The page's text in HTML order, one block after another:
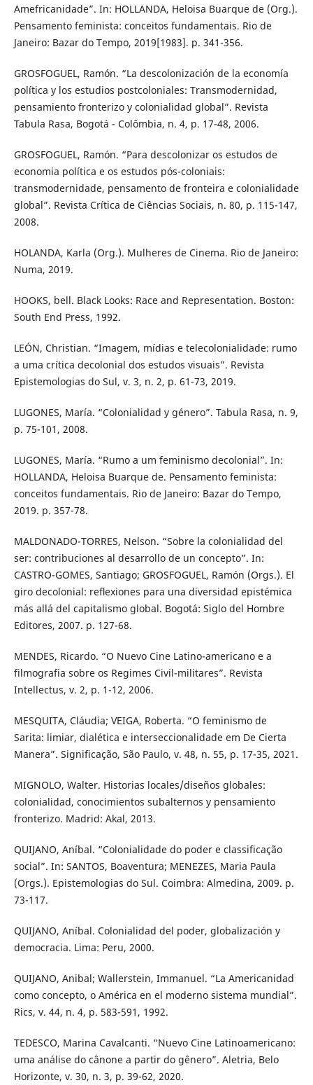
Amefricanidade”. In: HOLLANDA, Heloisa Buarque de (Org.).
Pensamento feminista: conceitos fundamentais. Rio de
Janeiro: Bazar do Tempo, 2019[1983]. p. 341-356.
GROSFOGUEL, Ramón. “La descolonización de la economía
política y los estudios postcoloniales: Transmodernidad,
pensamiento fronterizo y colonialidad global”. Revista
Tabula Rasa, Bogotá - Colômbia, n. 4, p. 17-48, 2006.
GROSFOGUEL, Ramón. “Para descolonizar os estudos de
economia política e os estudos pós-coloniais:
transmodernidade, pensamento de fronteira e colonialidade
global”. Revista Crítica de Ciências Sociais, n. 80, p. 115-147,
2008.
HOLANDA, Karla (Org.). Mulheres de Cinema. Rio de Janeiro:
Numa, 2019.
HOOKS, bell. Black Looks: Race and Representation. Boston:
South End Press, 1992.
LEÓN, Christian. “Imagem, mídias e telecolonialidade: rumo
a uma crítica decolonial dos estudos visuais”. Revista
Epistemologias do Sul, v. 3, n. 2, p. 61-73, 2019.
LUGONES, María. “Colonialidad y género”. Tabula Rasa, n. 9,
p. 75-101, 2008.
LUGONES, María. “Rumo a um feminismo decolonial”. In:
HOLLANDA, Heloisa Buarque de. Pensamento feminista:
conceitos fundamentais. Rio de Janeiro: Bazar do Tempo,
2019. p. 357-78.
MALDONADO-TORRES, Nelson. “Sobre la colonialidad del
ser: contribuciones al desarrollo de un concepto”. In:
CASTRO-GOMES, Santiago; GROSFOGUEL, Ramón (Orgs.). El
giro decolonial: reﬂexiones para una diversidad epistémica
más allá del capitalismo global. Bogotá: Siglo del Hombre
Editores, 2007. p. 127-68.
MENDES, Ricardo. “O Nuevo Cine Latino-americano e a
filmografia sobre os Regimes Civil-militares”. Revista
Intellectus, v. 2, p. 1-12, 2006.
MESQUITA, Cláudia; VEIGA, Roberta. “O feminismo de
Sarita: limiar, dialética e interseccionalidade em De Cierta
Manera”. Significação, São Paulo, v. 48, n. 55, p. 17-35, 2021.
MIGNOLO, Walter. Historias locales/diseños globales:
colonialidad, conocimientos subalternos y pensamiento
fronterizo. Madrid: Akal, 2013.
QUIJANO, Aníbal. “Colonialidade do poder e classificação
social”. In: SANTOS, Boaventura; MENEZES, Maria Paula
(Orgs.). Epistemologias do Sul. Coimbra: Almedina, 2009. p.
73-117.
QUIJANO, Aníbal. Colonialidad del poder, globalización y
democracia. Lima: Peru, 2000.
QUIJANO, Anibal; Wallerstein, Immanuel. “La Americanidad
como concepto, o América en el moderno sistema mundial”.
Rics, v. 44, n. 4, p. 583-591, 1992.
TEDESCO, Marina Cavalcanti. “Nuevo Cine Latinoamericano:
uma análise do cânone a partir do gênero”. Aletria, Belo
Horizonte, v. 30, n. 3, p. 39-62, 2020.